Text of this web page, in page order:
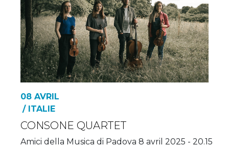
08 AVRIL
/ ITALIE
CONSONE QUARTET
Amici della Musica di Padova 8 avril 2025 - 20.15